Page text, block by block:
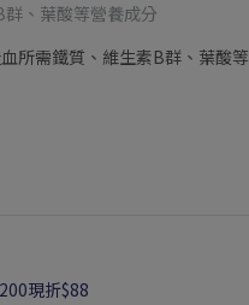
、葉酸等營養成分
所需鐵質、維生素B群、葉酸
現折$88